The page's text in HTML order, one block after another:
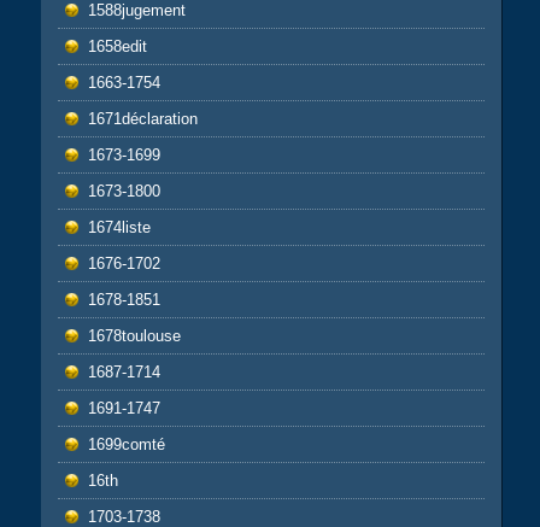
1588jugement
1658edit
1663-1754
1671déclaration
1673-1699
1673-1800
1674liste
1676-1702
1678-1851
1678toulouse
1687-1714
1691-1747
1699comté
16th
1703-1738